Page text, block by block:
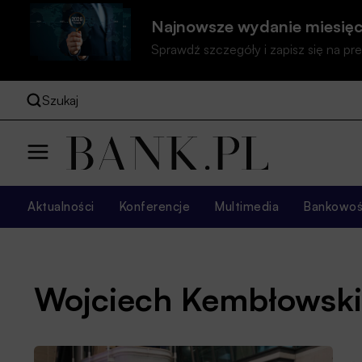
Najnowsze wydanie
Sprawdź szczegóły i zapisz się na
Szukaj
Aktualności Konferencje Multimedia
Wojciech Kembłowski